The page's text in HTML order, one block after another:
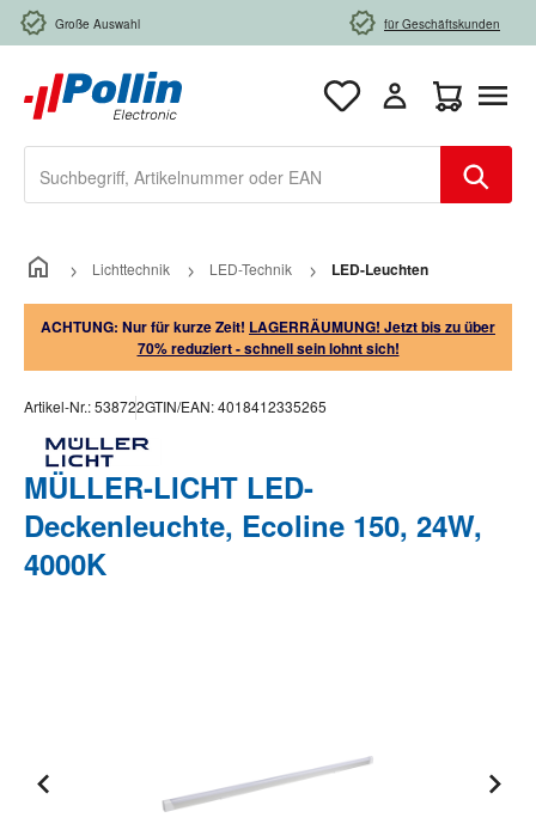
Zum Hauptinhalt springen
Große Auswahl für Geschäftskunden
Lichttechnik LED-Technik LED-Leuchten
ACHTUNG: Nur für kurze Zeit! LAGERRÄUMUNG! Jetzt bis zu über
70% reduziert - schnell sein lohnt sich!
Artikel-Nr.:538722GTIN/EAN:4018412335265
MÜLLER-LICHT LED-
Deckenleuchte, Ecoline 150, 24W,
4000K